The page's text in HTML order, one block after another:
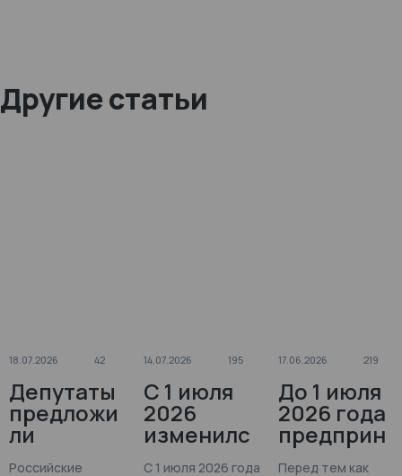
Другие статьи
18.07.2026 42
Депутаты
предложи
ли
изменить
Российские
14.07.2026 195
С 1 июля
2026
изменилс
я порядок
С 1 июля 2026 года
17.06.2026 219
До 1 июля
2026 года
предприн
имателям
Перед тем как